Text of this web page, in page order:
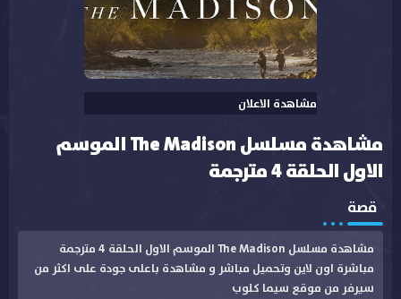
مشاهدة الاعلان
مشاهدة مسلسل The Madison الموسم
الاول الحلقة 4 مترجمة
قصة
مشاهدة مسلسل The Madison الموسم الاول الحلقة 4 مترجمة
مباشرة اون لاين وتحميل مباشر و مشاهدة باعلى جودة على اكثر من
سيرفر من موقع سيما كلوب